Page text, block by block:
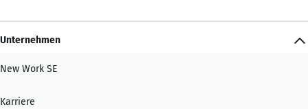
Unternehmen
New Work SE
Karriere